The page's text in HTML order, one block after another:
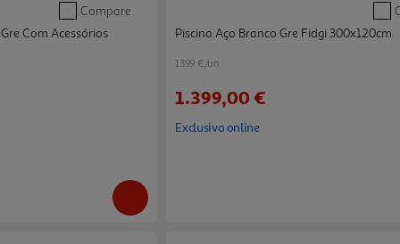
Compare
Com Acessórios
Piscina Aço Branco Gre Fidgi 300x120cm
1399 €/un
1.399,00 €
Exclusivo online